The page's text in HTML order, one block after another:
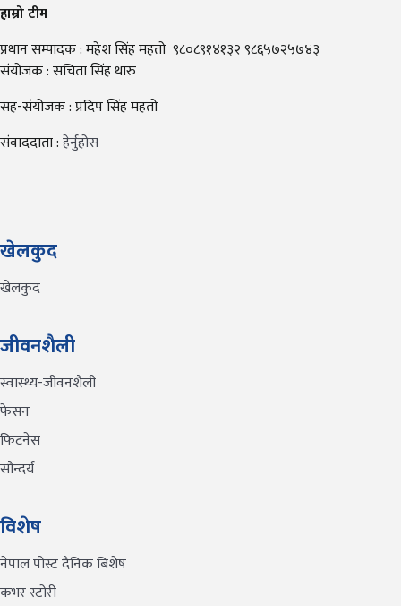
हाम्रो टीम
प्रधान सम्पादक : महेश सिंह महतो ९८०८९१४१३२ ९८६५७२५७४३
संयोजक : सचिता सिंह थारु
सह-संयोजक : प्रदिप सिंह महतो
संवाददाता :हेर्नुहोस
खेलकुद
खेलकुद
जीवनशैली
स्वास्थ्य-जीवनशैली
फेसन
फिटनेस
सौन्दर्य
विशेष
नेपाल पोस्ट दैनिक बिशेष
कभर स्टोरी